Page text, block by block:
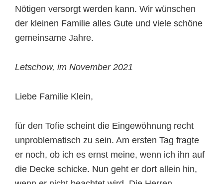
Nötigen versorgt werden kann. Wir wünschen
der kleinen Familie alles Gute und viele schöne
gemeinsame Jahre.
Letschow, im November 2021
Liebe Familie Klein,
für den Tofie scheint die Eingewöhnung recht
unproblematisch zu sein. Am ersten Tag fragte
er noch, ob ich es ernst meine, wenn ich ihn auf
die Decke schicke. Nun geht er dort allein hin,